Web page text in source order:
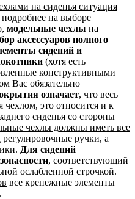
на сиденья ситуация
на выборе
модельные чехлы на
аксессуаров полного
сидений и
(хотя есть
конструктивными
Вас обязательно
означает, что весь
чехлом, это относится и к
сиденья со стороны
чехлы должны иметь все
регулировочные ручки, а
Для сидений
, соответствующий
ослабленной строчкой.
все крепежные элементы